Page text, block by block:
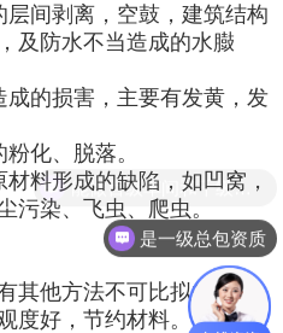
间剥离，空鼓，建筑结构
及防水不当造成的水臌
的损害，主要有发黄，发
化、脱落。
形成的缺陷，如凹窝，
污染、飞虫、爬虫。
他方法不可比拟的优
度好，节约材料。 缺点：
能做百级车间和千级车间
是一级总包资质